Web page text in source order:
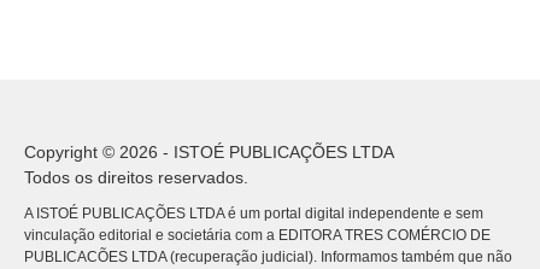
Copyright © 2026 - ISTOÉ PUBLICAÇÕES LTDA
Todos os direitos reservados.
A ISTOÉ PUBLICAÇÕES LTDA é um portal digital independente e sem
vinculação editorial e societária com a EDITORA TRES COMÉRCIO DE
PUBLICACÕES LTDA (recuperação judicial). Informamos também que não